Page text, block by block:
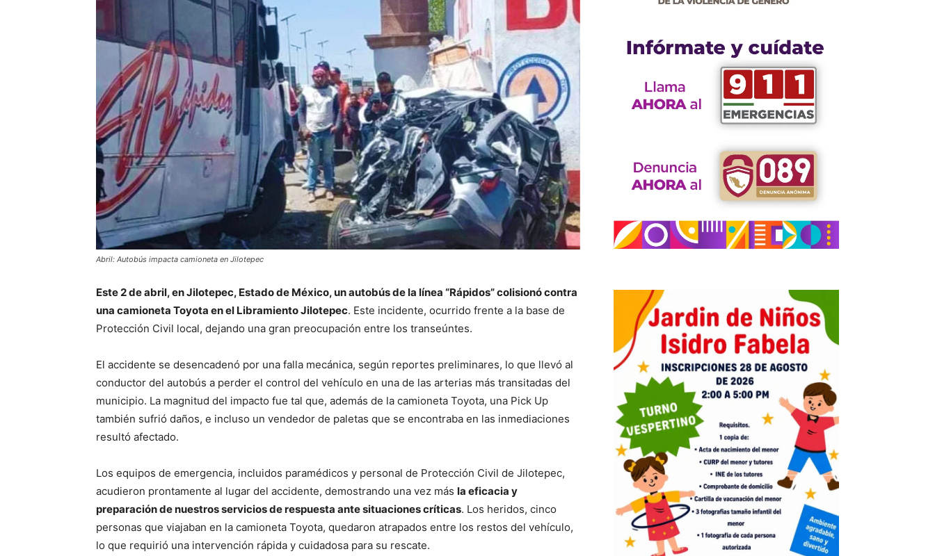
Abril: Autobús impacta camioneta en Jilotepec
Este 2 de abril, en Jilotepec, Estado de México, un autobús de la línea “Rápidos” colisionó contra
una camioneta Toyota en el Libramiento Jilotepec. Este incidente, ocurrido frente a la base de
Protección Civil local, dejando una gran preocupación entre los transeúntes.
El accidente se desencadenó por una falla mecánica, según reportes preliminares, lo que llevó al
conductor del autobús a perder el control del vehículo en una de las arterias más transitadas del
municipio. La magnitud del impacto fue tal que, además de la camioneta Toyota, una Pick Up
también sufrió daños, e incluso un vendedor de paletas que se encontraba en las inmediaciones
resultó afectado.
Los equipos de emergencia, incluidos paramédicos y personal de Protección Civil de Jilotepec,
acudieron prontamente al lugar del accidente, demostrando una vez más la eficacia y
preparación de nuestros servicios de respuesta ante situaciones críticas. Los heridos, cinco
personas que viajaban en la camioneta Toyota, quedaron atrapados entre los restos del vehículo,
lo que requirió una intervención rápida y cuidadosa para su rescate.